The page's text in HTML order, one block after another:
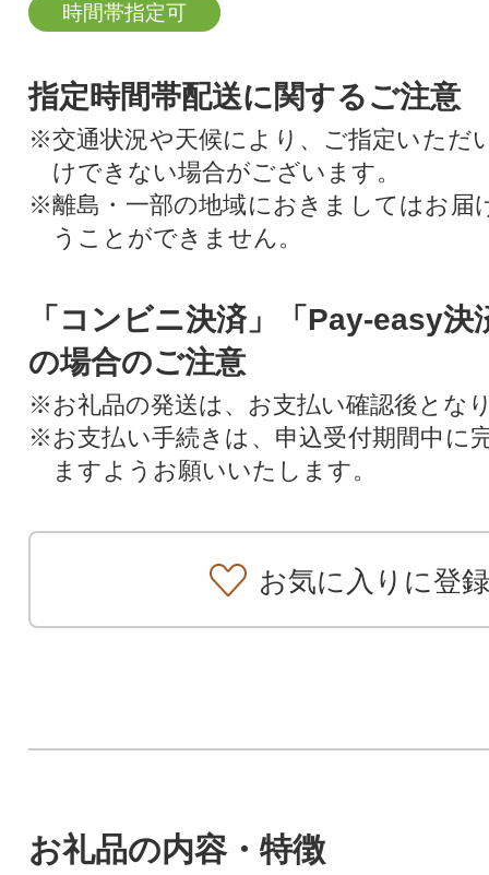
時間帯指定可
指定時間帯配送に関するご注意
※交通状況や天候により、ご指定いただ
けできない場合がございます。
※離島・一部の地域におきましてはお届
うことができません。
「コンビニ決済」「Pay-easy決
の場合のご注意
※お礼品の発送は、お支払い確認後とな
※お支払い手続きは、申込受付期間中に
ますようお願いいたします。
お気に入りに登録
お礼品の内容・特徴